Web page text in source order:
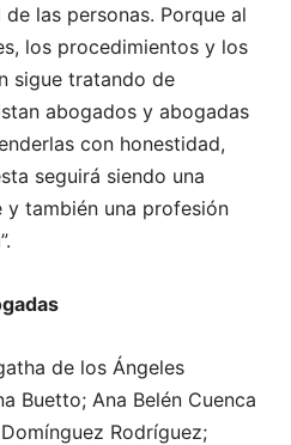
las personas. Porque al
los procedimientos y los
sigue tratando de
abogados y abogadas
con honestidad,
seguirá siendo una
también una profesión
de los Ángeles
Buetto; Ana Belén Cuenca
Rodríguez;